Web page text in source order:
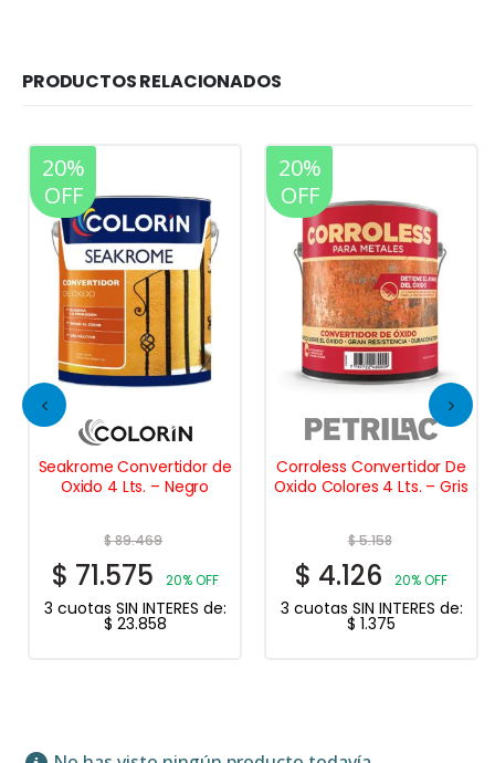
PRODUCTOS RELACIONADOS
20%
OFF
Seakrome Convertidor de
Oxido 4 Lts. – Negro
$89.469
$ 71.575 20% OFF
3 cuotas SIN INTERES de:
$ 23.858
20%
OFF
Corroless Convertidor De
Oxido Colores 4 Lts. – Gris
$5.158
$ 4.126 20% OFF
3 cuotas SIN INTERES de:
$ 1.375